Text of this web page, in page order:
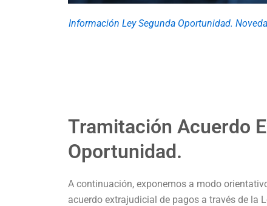
Información Ley Segunda Oportunidad.
Tramitación Acuerdo
Oportunidad.
A continuación, exponemos a modo
acuerdo extrajudicial de pagos a través de la